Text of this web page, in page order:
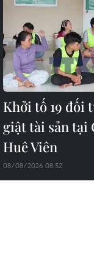
Khởi tố 19 đối
giật tài sản tại
Huê Viên
08/08/2026 08:52